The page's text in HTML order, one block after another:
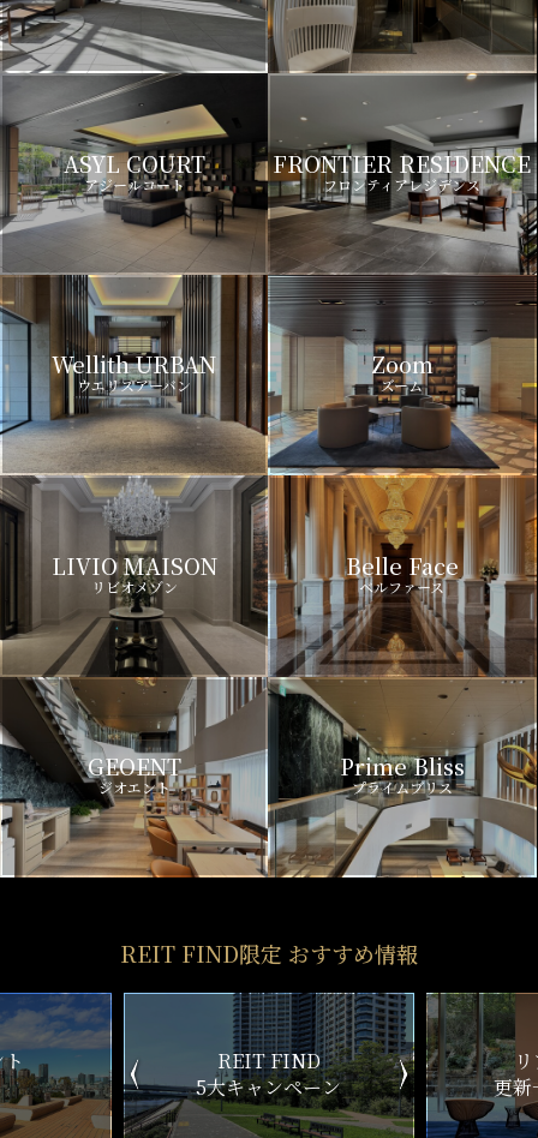
ASYL COURT
アジールコート
FRONTIER RESIDENCE
フロンティアレジデンス
Wellith URBAN
ウエリスアーバン
Zoom
ズーム
LIVIO MAISON
リビオメゾン
Belle Face
ベルファース
GEOENT
ジオエント
Prime Bliss
プライムブリス
REIT FIND限定 おすすめ情報
ン
リアルタイム
更新一覧チェック
新